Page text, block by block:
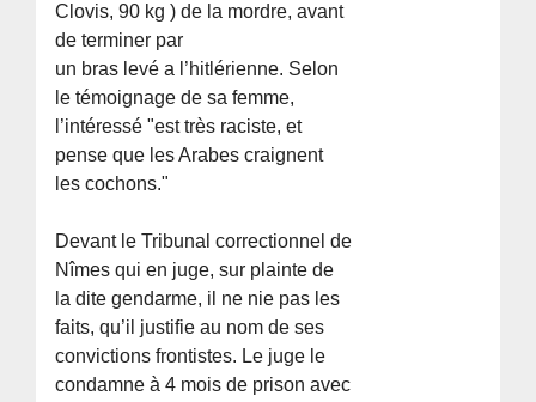
Clovis, 90 kg ) de la mordre, avant
de terminer par
un bras levé a l’hitlérienne. Selon
le témoignage de sa femme,
l’intéressé "est très raciste, et
pense que les Arabes craignent
les cochons."
Devant le Tribunal correctionnel de
Nîmes qui en juge, sur plainte de
la dite gendarme, il ne nie pas les
faits, qu’il justifie au nom de ses
convictions frontistes. Le juge le
condamne à 4 mois de prison avec